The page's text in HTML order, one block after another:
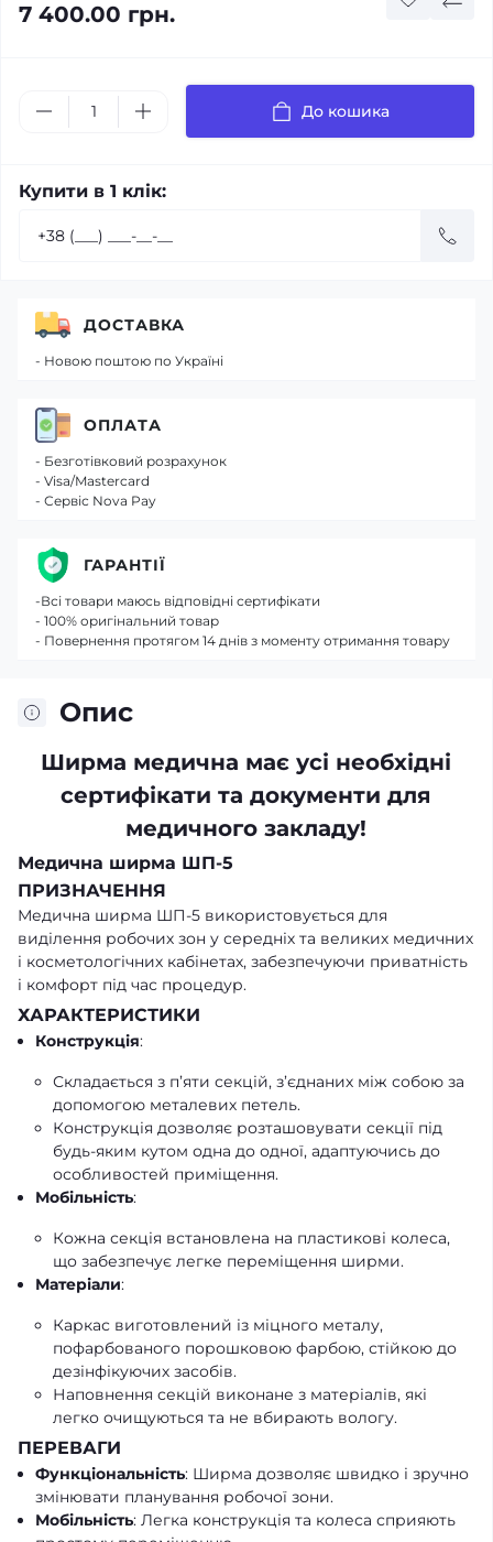
7 400.00 грн.
До кошика
Купити в 1 клік:
Опис
Ширма медична має усі необхідні
сертифікати та документи для
медичного закладу!
Медична ширма ШП-5
ПРИЗНАЧЕННЯ
Медична ширма ШП-5 використовується для
виділення робочих зон у середніх та великих медичних
і косметологічних кабінетах, забезпечуючи приватність
і комфорт під час процедур.
ХАРАКТЕРИСТИКИ
Конструкція:
Складається з п’яти секцій, з’єднаних між собою за
допомогою металевих петель.
Конструкція дозволяє розташовувати секції під
будь-яким кутом одна до одної, адаптуючись до
особливостей приміщення.
Мобільність:
Кожна секція встановлена на пластикові колеса,
що забезпечує легке переміщення ширми.
Матеріали:
Каркас виготовлений із міцного металу,
пофарбованого порошковою фарбою, стійкою до
дезінфікуючих засобів.
Наповнення секцій виконане з матеріалів, які
легко очищуються та не вбирають вологу.
ПЕРЕВАГИ
Функціональність: Ширма дозволяє швидко і зручно
змінювати планування робочої зони.
Мобільність: Легка конструкція та колеса сприяють
ДОСТАВКА
- Новою поштою по Україні
ОПЛАТА
- Безготівковий розрахунок
- Visa/Mastercard
- Сервіс Nova Pay
ГАРАНТІЇ
-Всі товари маюсь відповідні сертифікати
- 100% оригінальний товар
- Повернення протягом 14 днів з моменту отримання товару